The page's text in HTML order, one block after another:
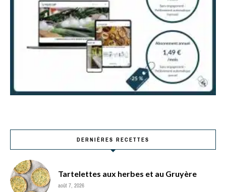
DERNIÈRES RECETTES
Tartelettes aux herbes et au Gruyère
août 7, 2026